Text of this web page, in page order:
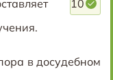
10
в досудебном